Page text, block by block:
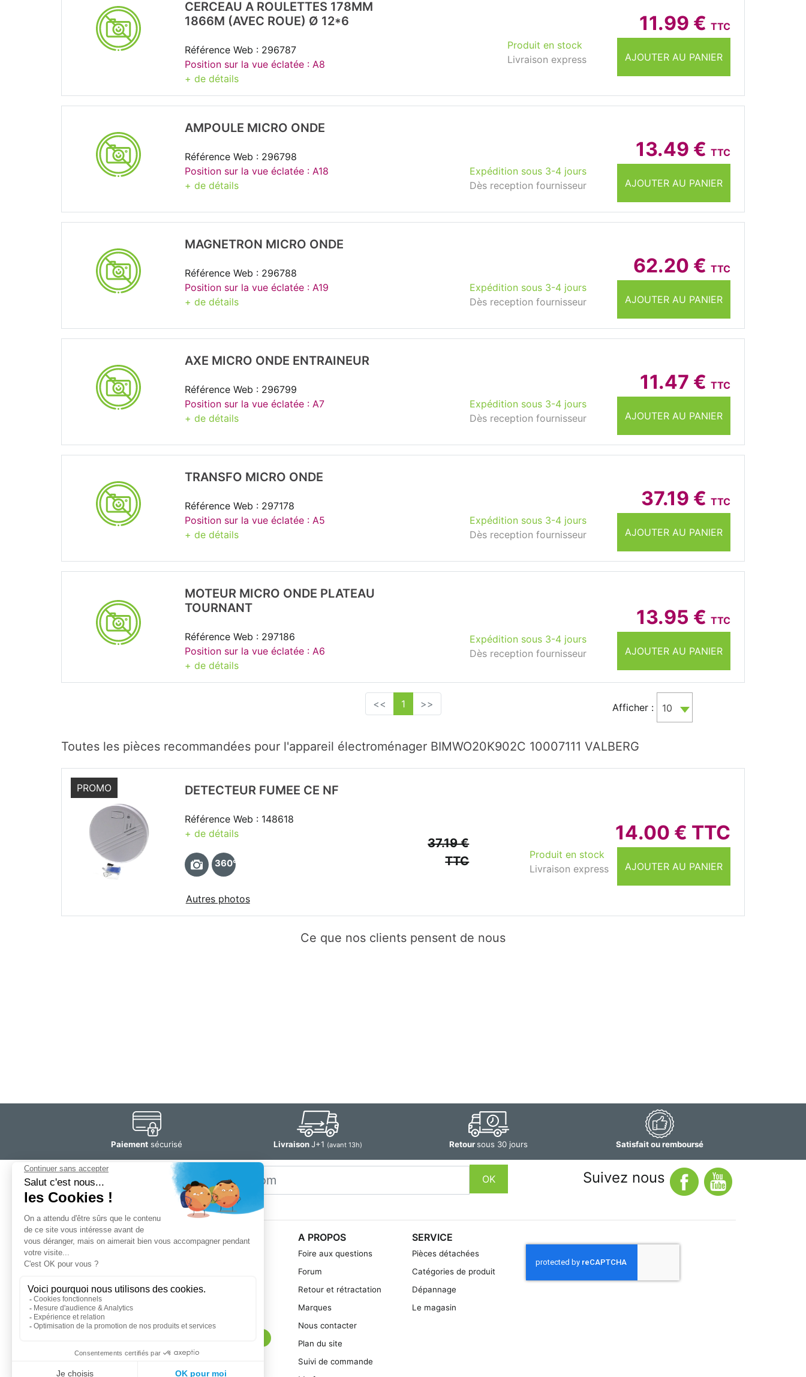
11.99 € TTC
AJOUTER AU PANIER
Produit en stock
Livraison express
CERCEAU A ROULETTES 178MM
1866M (AVEC ROUE) Ø 12*6
Référence Web : 296787
Position sur la vue éclatée : A8
+ de détails
13.49 € TTC
AJOUTER AU PANIER
Expédition sous 3-4 jours
Dès reception fournisseur
AMPOULE MICRO ONDE
Référence Web : 296798
Position sur la vue éclatée : A18
+ de détails
62.20 € TTC
AJOUTER AU PANIER
Expédition sous 3-4 jours
Dès reception fournisseur
MAGNETRON MICRO ONDE
Référence Web : 296788
Position sur la vue éclatée : A19
+ de détails
11.47 € TTC
AJOUTER AU PANIER
Expédition sous 3-4 jours
Dès reception fournisseur
AXE MICRO ONDE ENTRAINEUR
Référence Web : 296799
Position sur la vue éclatée : A7
+ de détails
37.19 € TTC
AJOUTER AU PANIER
Expédition sous 3-4 jours
Dès reception fournisseur
TRANSFO MICRO ONDE
Référence Web : 297178
Position sur la vue éclatée : A5
+ de détails
13.95 € TTC
AJOUTER AU PANIER
Expédition sous 3-4 jours
Dès reception fournisseur
MOTEUR MICRO ONDE PLATEAU
TOURNANT
Référence Web : 297186
Position sur la vue éclatée : A6
+ de détails
<< 1 >> Afficher : 10
Toutes les pièces recommandées pour l'appareil électroménager BIMWO20K902C 10007111 VALBERG
PROMO
37.19 €
TTC
14.00 € TTC
AJOUTER AU PANIER
Produit en stock
Livraison express
DETECTEUR FUMEE CE NF
Référence Web : 148618
+ de détails
360°
Autres photos
Ce que nos clients pensent de nous
Paiement sécurisé LivraisonJ+1 (avant 13h) Retoursous 30 jours Satisfait ou remboursé
Restez
informé
Email
OK Suivez nous
SOGEDIS SAS
3 rue Antoine Lavoisier
76305 Sotteville-lès-Rouen cedex
Magasin :
lundi au vendredi de 9h à 12h et de 14h à 18h30.
Samedi de 9h à 12h30 et de 13h30 à 18h30
Service client :
lundi au vendredi de 9h à 12h30 et de 13h30 à
A PROPOS
Foire aux questions
Forum
Retour et rétractation
Marques
Nous contacter
Plan du site
Suivi de commande
SERVICE
Pièces détachées
Catégories de produit
Dépannage
Le magasin